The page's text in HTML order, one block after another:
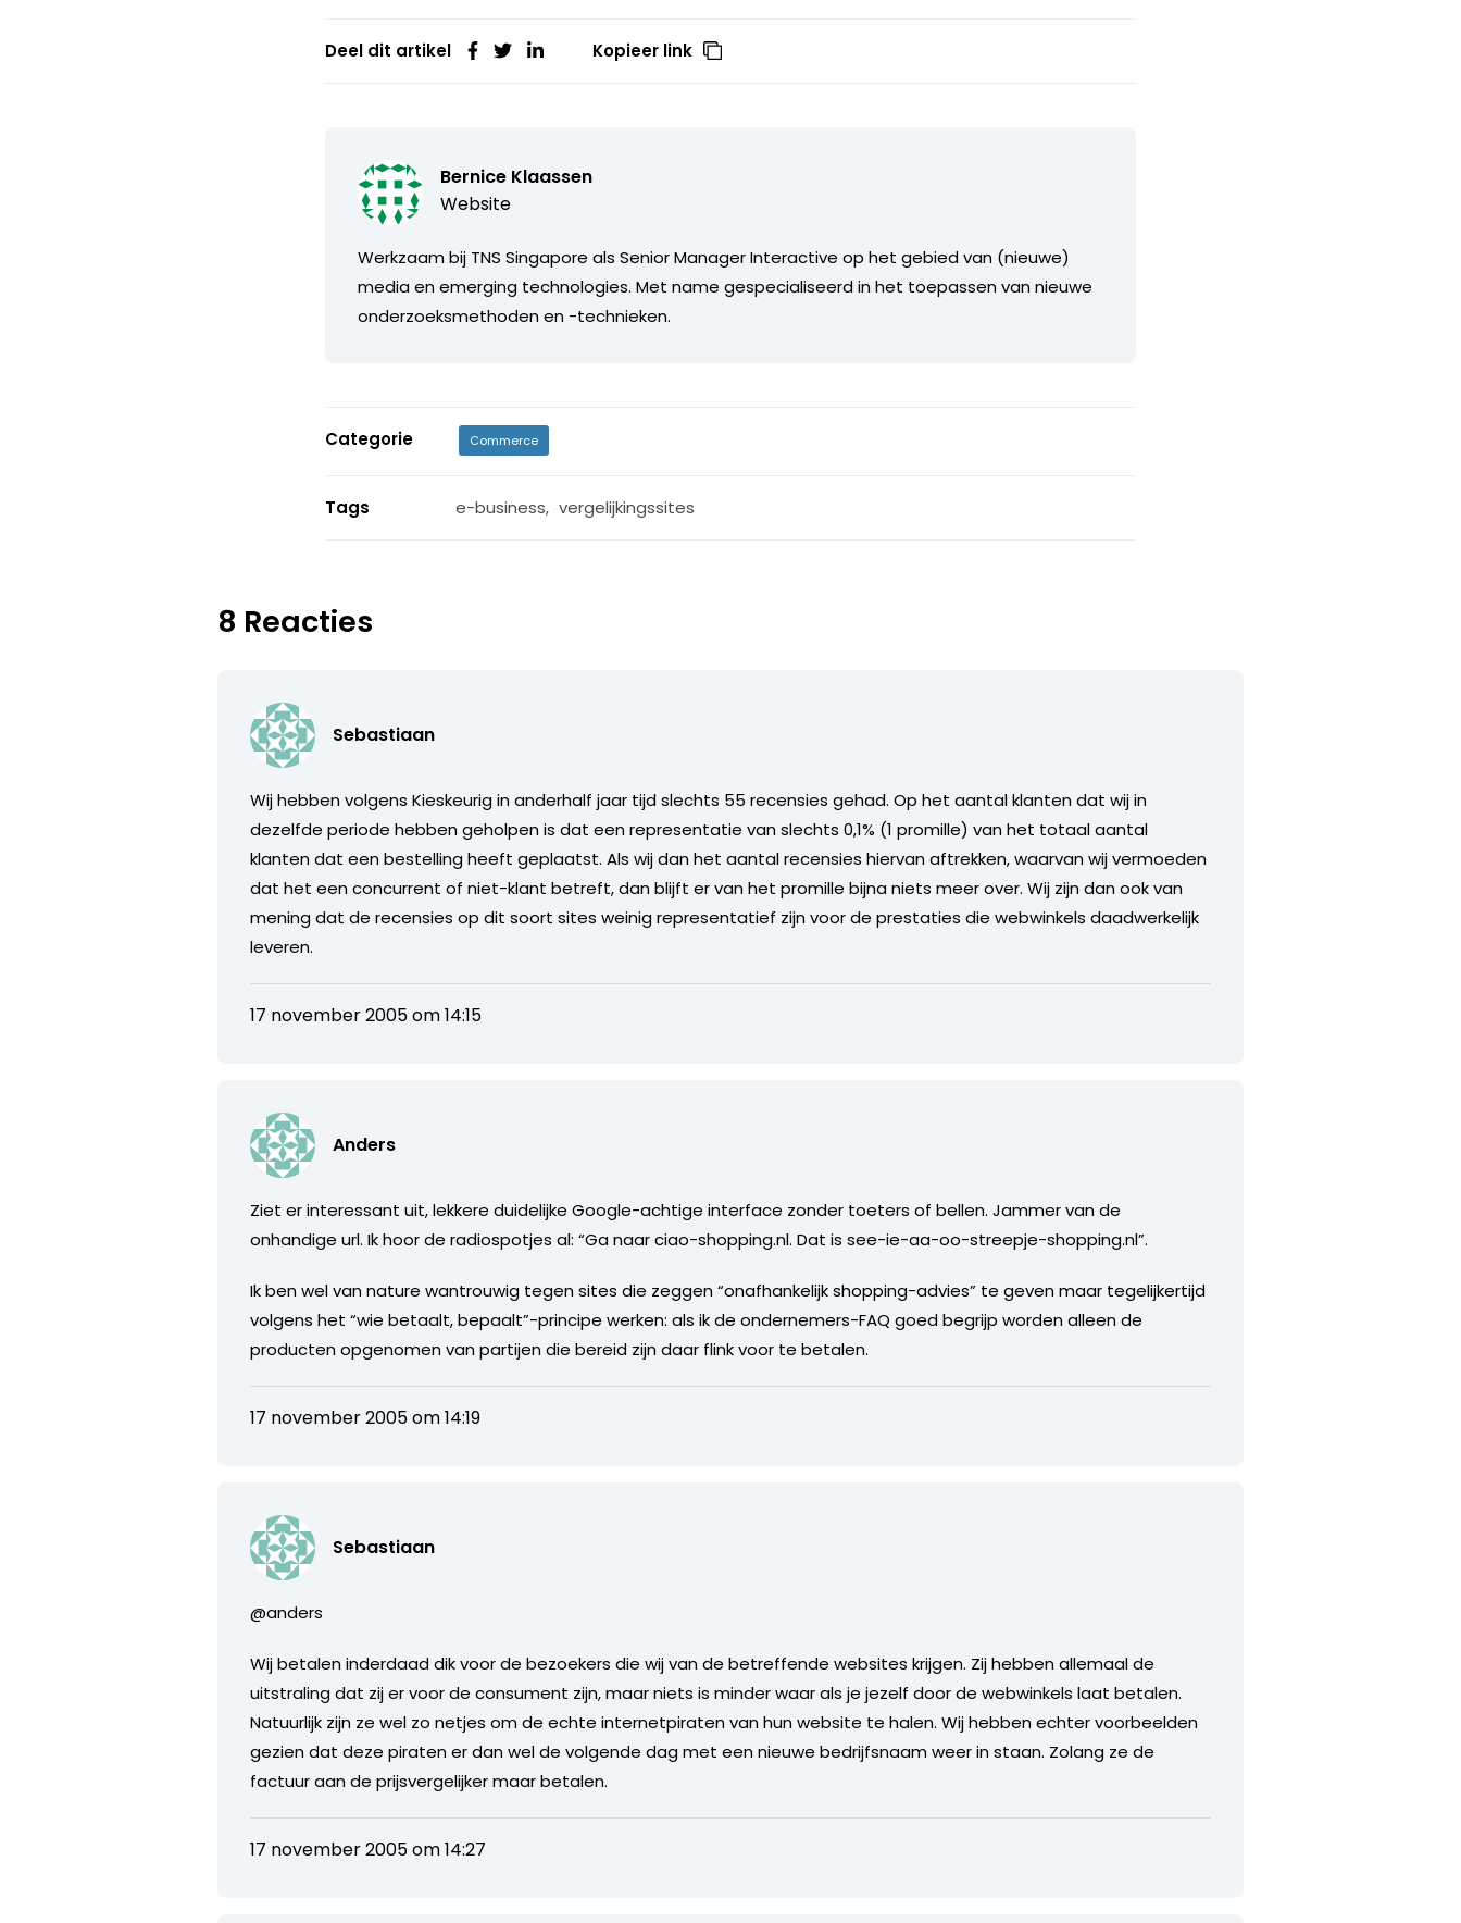
Deel dit artikel Kopieer link
Bernice Klaassen
Website
Werkzaam bij TNS Singapore als Senior Manager Interactive op het gebied van (nieuwe)
media en emerging technologies. Met name gespecialiseerd in het toepassen van nieuwe
onderzoeksmethoden en -technieken.
Categorie Commerce
Tags e-business, vergelijkingssites
8 Reacties
Sebastiaan
Wij hebben volgens Kieskeurig in anderhalf jaar tijd slechts 55 recensies gehad. Op het aantal klanten dat wij in
dezelfde periode hebben geholpen is dat een representatie van slechts 0,1% (1 promille) van het totaal aantal
klanten dat een bestelling heeft geplaatst. Als wij dan het aantal recensies hiervan aftrekken, waarvan wij vermoeden
dat het een concurrent of niet-klant betreft, dan blijft er van het promille bijna niets meer over. Wij zijn dan ook van
mening dat de recensies op dit soort sites weinig representatief zijn voor de prestaties die webwinkels daadwerkelijk
leveren.
17 november 2005 om 14:15
Anders
Ziet er interessant uit, lekkere duidelijke Google-achtige interface zonder toeters of bellen. Jammer van de
onhandige url. Ik hoor de radiospotjes al: “Ga naar ciao-shopping.nl. Dat is see-ie-aa-oo-streepje-shopping.nl”.
Ik ben wel van nature wantrouwig tegen sites die zeggen “onafhankelijk shopping-advies” te geven maar tegelijkertijd
volgens het “wie betaalt, bepaalt”-principe werken: als ik de ondernemers-FAQ goed begrijp worden alleen de
producten opgenomen van partijen die bereid zijn daar flink voor te betalen.
17 november 2005 om 14:19
Sebastiaan
@anders
Wij betalen inderdaad dik voor de bezoekers die wij van de betreffende websites krijgen. Zij hebben allemaal de
uitstraling dat zij er voor de consument zijn, maar niets is minder waar als je jezelf door de webwinkels laat betalen.
Natuurlijk zijn ze wel zo netjes om de echte internetpiraten van hun website te halen. Wij hebben echter voorbeelden
gezien dat deze piraten er dan wel de volgende dag met een nieuwe bedrijfsnaam weer in staan. Zolang ze de
factuur aan de prijsvergelijker maar betalen.
17 november 2005 om 14:27